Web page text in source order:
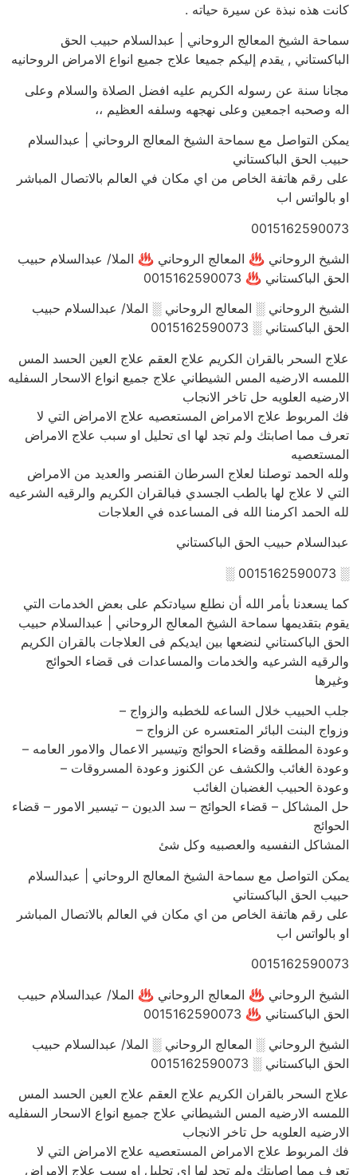
كانت هذه نبذة عن سيرة حياته .
سماحة الشيخ المعالج الروحاني | عبدالسلام حبيب الحق
الباكستاني , يقدم إليكم جميعا علاج جميع انواع الامراض الروحانيه
مجانا سنة عن رسوله الكريم عليه افضل الصلاة والسلام وعلى
اله وصحبه اجمعين وعلى نهجهه وسلفه العظيم ،،
يمكن التواصل مع سماحة الشيخ المعالج الروحاني | عبدالسلام
حبيب الحق الباكستاني
على رقم هاتفة الخاص من اي مكان في العالم بالاتصال المباشر
او بالواتس اب
0015162590073
الشيخ الروحاني ♨ المعالج الروحاني ♨ الملا/ عبدالسلام حبيب
الحق الباكستاني ♨ 0015162590073
الشيخ الروحاني ░ المعالج الروحاني ░ الملا/ عبدالسلام حبيب
الحق الباكستاني ░ 0015162590073
علاج السحر بالقران الكريم علاج العقم علاج العين الحسد المس
اللمسه الارضيه المس الشيطاني علاج جميع انواع الاسحار السفليه
الارضيه العلويه حل تاخر الانجاب
فك المربوط علاج الامراض المستعصيه علاج الامراض التي لا
تعرف مما اصابتك ولم تجد لها اى تحليل او سبب علاج الامراض
المستعصيه
ولله الحمد توصلنا لعلاج السرطان القنصر والعديد من الامراض
التي لا علاج لها بالطب الجسدي فبالقران الكريم والرقيه الشرعيه
لله الحمد اكرمنا الله فى المساعده في العلاجات
عبدالسلام حبيب الحق الباكستاني
░ 0015162590073 ░
كما يسعدنا بأمر الله أن نطلع سيادتكم على بعض الخدمات التي
يقوم بتقديمها سماحة الشيخ المعالج الروحاني | عبدالسلام حبيب
الحق الباكستاني لنضعها بين ايديكم فى العلاجات بالقران الكريم
والرقيه الشرعيه والخدمات والمساعدات فى قضاء الحوائج
وغيرها
جلب الحبيب خلال الساعه للخطبه والزواج –
وزواج البنت البائر المتعسره عن الزواج –
وعودة المطلقه وقضاء الحوائج وتيسير الاعمال والامور العامه –
وعودة الغائب والكشف عن الكنوز وعودة المسروقات –
وعودة الحبيب الغضبان الغائب
حل المشاكل – قضاء الحوائج – سد الديون – تيسير الامور – قضاء
الحوائج
المشاكل النفسيه والعصبيه وكل شئ
يمكن التواصل مع سماحة الشيخ المعالج الروحاني | عبدالسلام
حبيب الحق الباكستاني
على رقم هاتفة الخاص من اي مكان في العالم بالاتصال المباشر
او بالواتس اب
0015162590073
الشيخ الروحاني ♨ المعالج الروحاني ♨ الملا/ عبدالسلام حبيب
الحق الباكستاني ♨ 0015162590073
الشيخ الروحاني ░ المعالج الروحاني ░ الملا/ عبدالسلام حبيب
الحق الباكستاني ░ 0015162590073
علاج السحر بالقران الكريم علاج العقم علاج العين الحسد المس
اللمسه الارضيه المس الشيطاني علاج جميع انواع الاسحار السفليه
الارضيه العلويه حل تاخر الانجاب
فك المربوط علاج الامراض المستعصيه علاج الامراض التي لا
تعرف مما اصابتك ولم تجد لها اى تحليل او سبب علاج الامراض